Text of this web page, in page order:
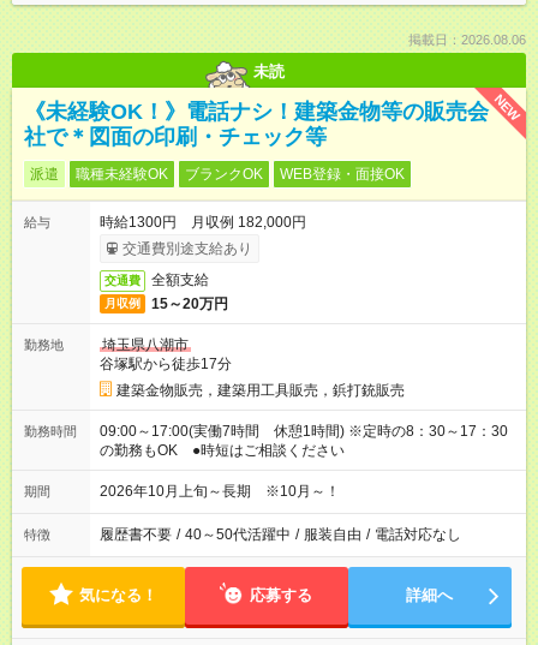
掲載日：2026.08.06
未読
NEW
《未経験OK！》電話ナシ！建築金物等の販売会
社で＊図面の印刷・チェック等
派遣 職種未経験OK ブランクOK WEB登録・面接OK
給与
時給1300円 月収例 182,000円
交通費別途支給あり
交通費 全額支給
月収例 15～20万円
勤務地
埼玉県八潮市
谷塚駅から徒歩17分
建築金物販売，建築用工具販売，鋲打銃販売
勤務時間
09:00～17:00(実働7時間 休憩1時間) ※定時の8：30～17：30
の勤務もOK ●時短はご相談ください
期間 2026年10月上旬～長期 ※10月～！
特徴 履歴書不要 / 40～50代活躍中 / 服装自由 / 電話対応なし
気になる！ 応募する 詳細へ